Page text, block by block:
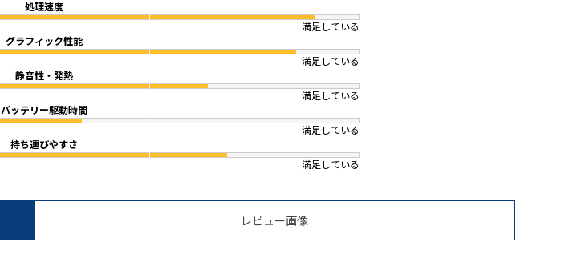
処理速度
満足している
グラフィック性能
満足している
静音性・発熱
満足している
バッテリー駆動時間
満足している
持ち運びやすさ
満足している
レビュー画像